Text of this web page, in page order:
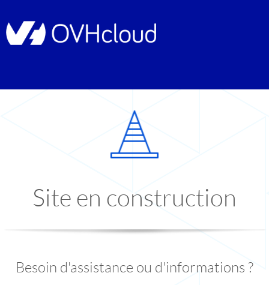
Site en construction
Besoin d'assistance ou d'informations ?